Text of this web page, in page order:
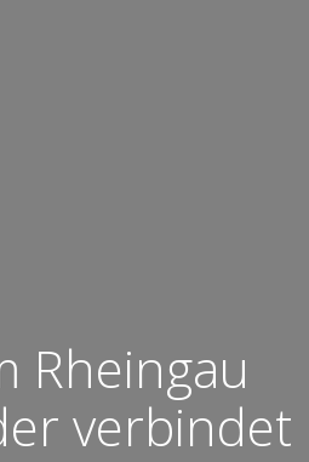
Rheingau
verbindet